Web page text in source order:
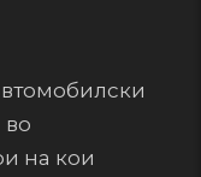
во
на кои